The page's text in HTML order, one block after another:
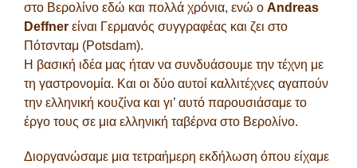
στο Βερολίνο εδώ και πολλά χρόνια, ενώ ο Andreas
Deffnerείναι Γερμανός συγγραφέας και ζει στο
Πότσνταμ (Potsdam).
Η βασική ιδέα μας ήταν να συνδυάσουμε την τέχνη με
τη γαστρονομία. Και οι δύο αυτοί καλλιτέχνες αγαπούν
την ελληνική κουζίνα και γι’ αυτό παρουσιάσαμε το
έργο τους σε μια ελληνική ταβέρνα στο Βερολίνο.
Διοργανώσαμε μια τετραήμερη εκδήλωση όπου είχαμε